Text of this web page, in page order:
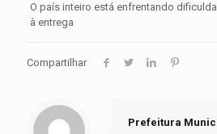
O país inteiro está enfrentando
à entrega
Compartilhar
Prefeitura